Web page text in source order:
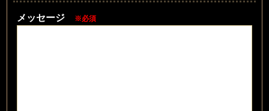
メッセージ ※必須